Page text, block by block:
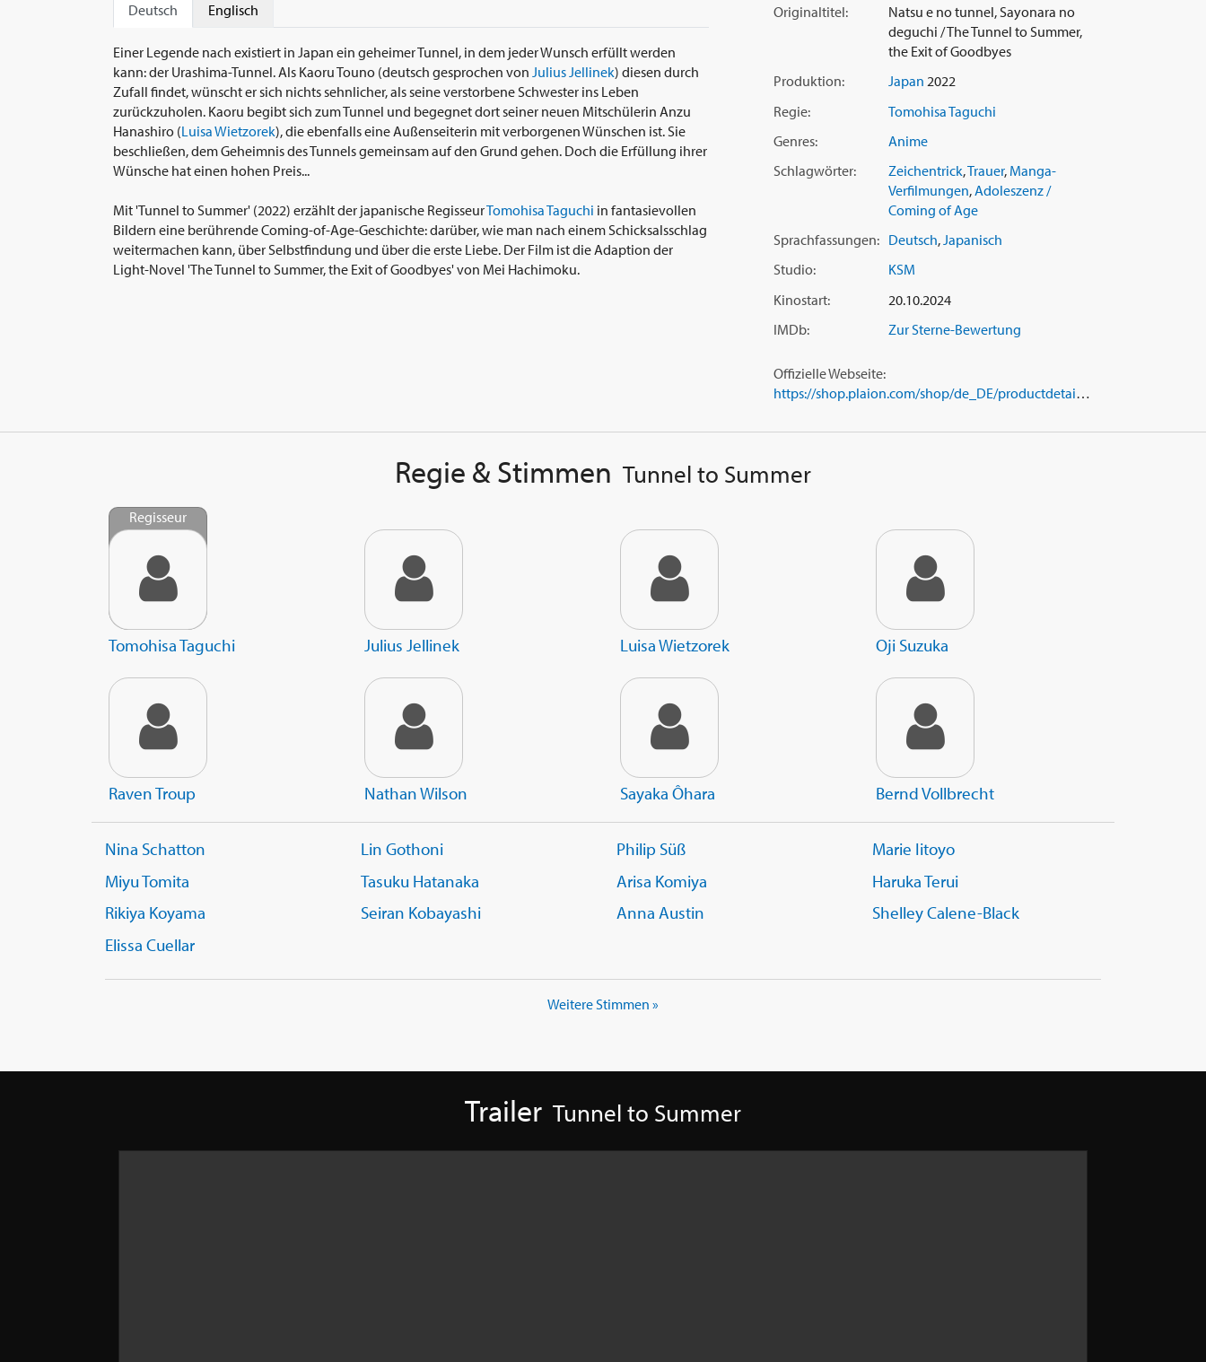
Deutsch Englisch
Einer Legende nach existiert in Japan ein geheimer Tunnel, in dem jeder Wunsch erfüllt werden
kann: der Urashima-Tunnel. Als Kaoru Touno (deutsch gesprochen von Julius Jellinek) diesen durch
Zufall findet, wünscht er sich nichts sehnlicher, als seine verstorbene Schwester ins Leben
zurückzuholen. Kaoru begibt sich zum Tunnel und begegnet dort seiner neuen Mitschülerin Anzu
Hanashiro (Luisa Wietzorek), die ebenfalls eine Außenseiterin mit verborgenen Wünschen ist. Sie
beschließen, dem Geheimnis des Tunnels gemeinsam auf den Grund gehen. Doch die Erfüllung ihrer
Wünsche hat einen hohen Preis...
Mit 'Tunnel to Summer' (2022) erzählt der japanische RegisseurTomohisa Taguchi in fantasievollen
Bildern eine berührende Coming-of-Age-Geschichte: darüber, wie man nach einem Schicksalsschlag
weitermachen kann, über Selbstfindung und über die erste Liebe. Der Film ist die Adaption der
Light-Novel 'The Tunnel to Summer, the Exit of Goodbyes' von Mei Hachimoku.
Originaltitel:
Natsu e no tunnel, Sayonara no
deguchi / The Tunnel to Summer,
the Exit of Goodbyes
Produktion:
Japan 2022
Regie:
Tomohisa Taguchi
Genres:
Anime
Schlagwörter:
Zeichentrick,Trauer, Manga-
Verfilmungen,Adoleszenz /
Coming of Age
Sprachfassungen: Deutsch,Japanisch
Studio:
KSM
Kinostart:
20.10.2024
IMDb:
Zur Sterne-Bewertung
Offizielle Webseite:
https://shop.plaion.com/shop/de_DE/productdetail.html?id=1119555
Regie & Stimmen Tunnel to Summer
Regisseur
Tomohisa Taguchi Julius Jellinek Luisa Wietzorek Oji Suzuka
Raven Troup Nathan Wilson Sayaka Ôhara Bernd Vollbrecht
Nina Schatton Lin Gothoni Philip Süß
Marie Iitoyo
Miyu Tomita
Tasuku Hatanaka Arisa Komiya
Haruka Terui
Rikiya Koyama
Seiran Kobayashi Anna Austin
Shelley Calene-Black
Elissa Cuellar
Weitere Stimmen »
Trailer Tunnel to Summer